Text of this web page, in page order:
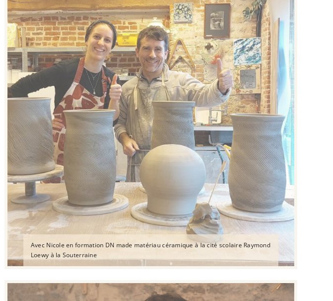
Avec Nicole en formation DN made matériau céramique à la cité scolaire Raymond
Loewy à la Souterraine